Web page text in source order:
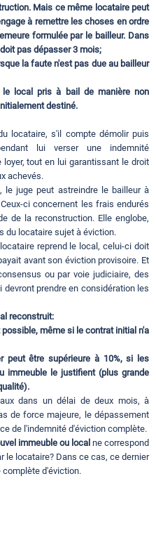
Mais ce même locataire peut
à remettre les choses en ordre
formulée par le bailleur. Dans
pas dépasser 3 mois;
la faute n'est pas due au bailleur
local pris à bail de manière non
destiné.
locataire, s'il compte démolir puis
lui verser une indemnité
tout en lui garantissant le droit
achevés.
le juge peut astreindre le bailleur à
ci concernent les frais endurés
de la reconstruction. Elle englobe,
du locataire sujet à éviction.
reprend le local, celui-ci doit
avant son éviction provisoire. Et
ou par voie judiciaire, des
prendre en considération les
reconstruit:
même si le contrat initial n'a
peut être supérieure à 10%, si les
immeuble le justifient (plus grande
dans un délai de deux mois, à
de force majeure, le dépassement
de l'indemnité d'éviction complète.
immeuble ou local ne correspond
le locataire? Dans ce cas, ce dernier
complète d'éviction.